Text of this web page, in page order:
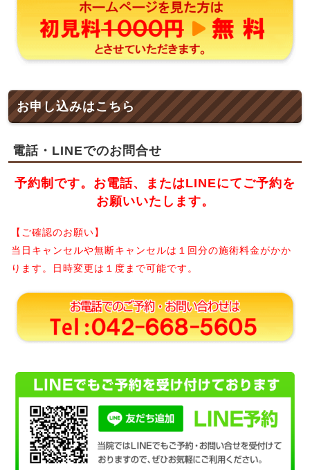
お申し込みはこちら
電話・LINEでのお問合せ
予約制です。お電話、またはLINEにてご予約を
お願いいたします。
【ご確認のお願い】
当日キャンセルや無断キャンセルは１回分の施術料金がかか
ります。日時変更は１度まで可能です。